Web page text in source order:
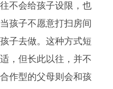
不会给孩子设限，也
孩子不愿意打扫房间
子去做。这种方式短
，但长此以往，并不
作型的父母则会和孩